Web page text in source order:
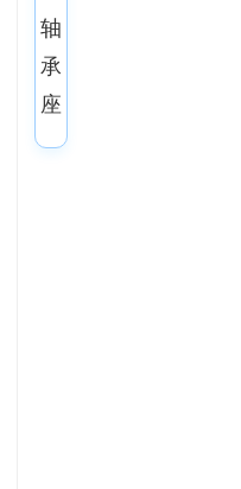
轴
承
座